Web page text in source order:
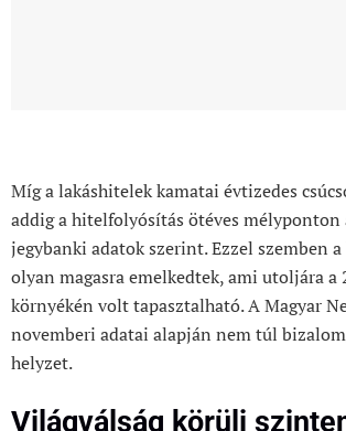
Míg a lakáshitelek kamatai évtizedes
addig a hitelfolyósítás ötéves mélyponton
jegybanki adatok szerint. Ezzel szemben
olyan magasra emelkedtek, ami utoljára a
környékén volt tapasztalható. A Magyar
novemberi adatai alapján nem túl
helyzet.
Világválság körüli